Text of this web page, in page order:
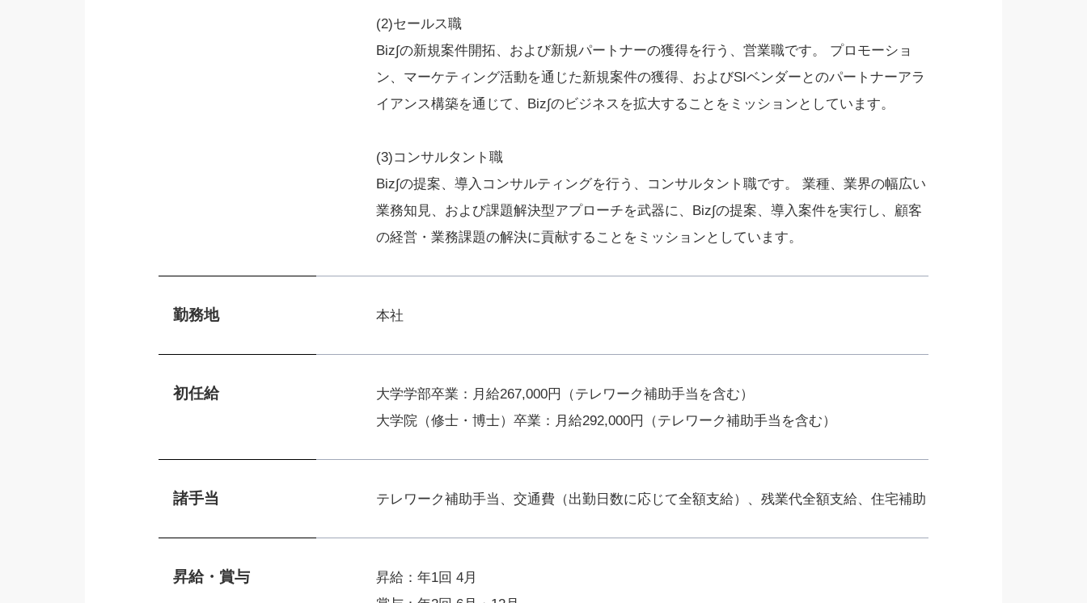
(2)セールス職
Biz∫の新規案件開拓、および新規パートナーの獲得を⾏う、営業職です。 プロモーショ
ン、マーケティング活動を通じた新規案件の獲得、およびSIベンダーとのパートナーアラ
イアンス構築を通じて、Biz∫のビジネスを拡⼤することをミッションとしています。
(3)コンサルタント職
Biz∫の提案、導⼊コンサルティングを⾏う、コンサルタント職です。 業種、業界の幅広い
業務知⾒、および課題解決型アプローチを武器に、Biz∫の提案、導⼊案件を実⾏し、顧客
の経営・業務課題の解決に貢献することをミッションとしています。
勤務地 本社
初任給
大学学部卒業：月給267,000円（テレワーク補助手当を含む）
大学院（修士・博士）卒業：月給292,000円（テレワーク補助手当を含む）
諸手当 テレワーク補助手当、交通費（出勤日数に応じて全額支給）、残業代全額支給、住宅補助
昇給・賞与
昇給：年1回 4月